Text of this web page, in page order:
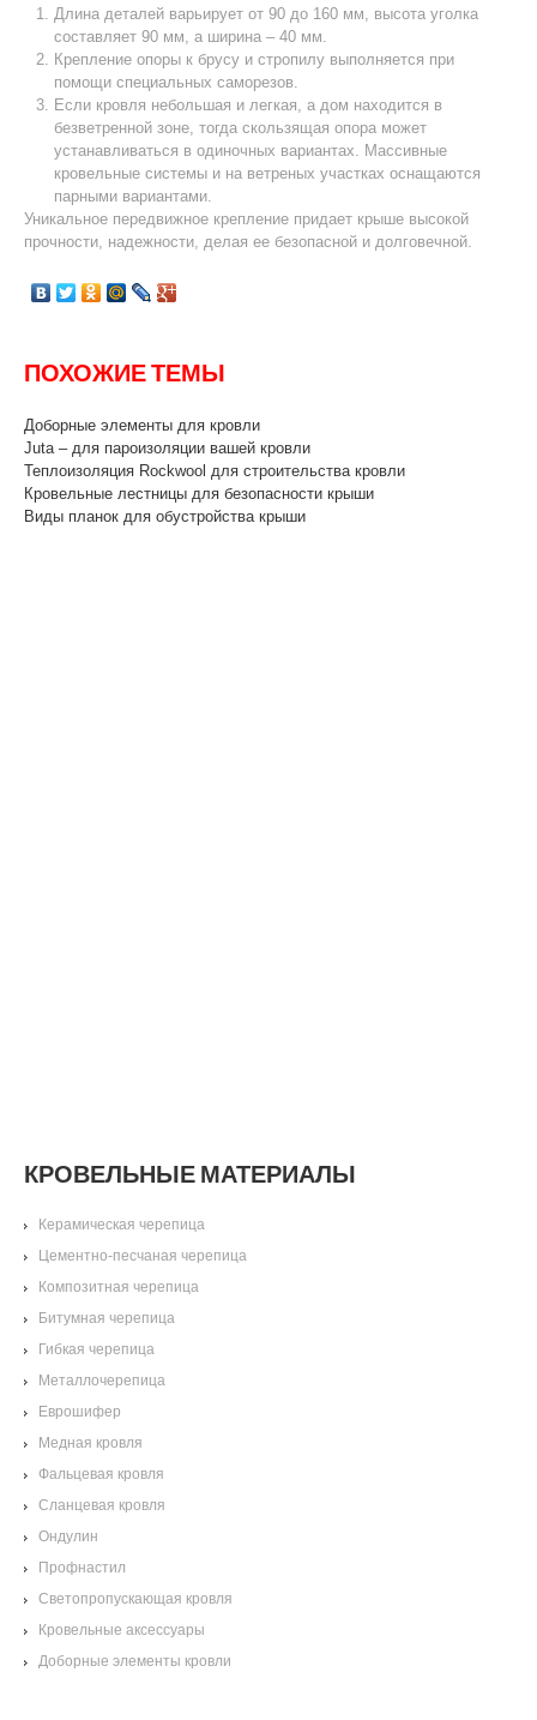
Длина деталей варьирует от 90 до 160 мм, высота уголка
составляет 90 мм, а ширина – 40 мм.
Крепление опоры к брусу и стропилу выполняется при
помощи специальных саморезов.
Если кровля небольшая и легкая, а дом находится в
безветренной зоне, тогда скользящая опора может
устанавливаться в одиночных вариантах. Массивные
кровельные системы и на ветреных участках оснащаются
парными вариантами.
Уникальное передвижное крепление придает крыше высокой
прочности, надежности, делая ее безопасной и долговечной.
ПОХОЖИЕ ТЕМЫ
Доборные элементы для кровли
Juta – для пароизоляции вашей кровли
Теплоизоляция Rockwool для строительства кровли
Кровельные лестницы для безопасности крыши
Виды планок для обустройства крыши
КРОВЕЛЬНЫЕ МАТЕРИАЛЫ
Керамическая черепица
Цементно-песчаная черепица
Композитная черепица
Битумная черепица
Гибкая черепица
Металлочерепица
Еврошифер
Медная кровля
Фальцевая кровля
Сланцевая кровля
Ондулин
Профнастил
Светопропускающая кровля
Кровельные аксессуары
Доборные элементы кровли